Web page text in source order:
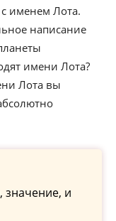
именем Лота.
написание
имени Лота?
Лота вы
и